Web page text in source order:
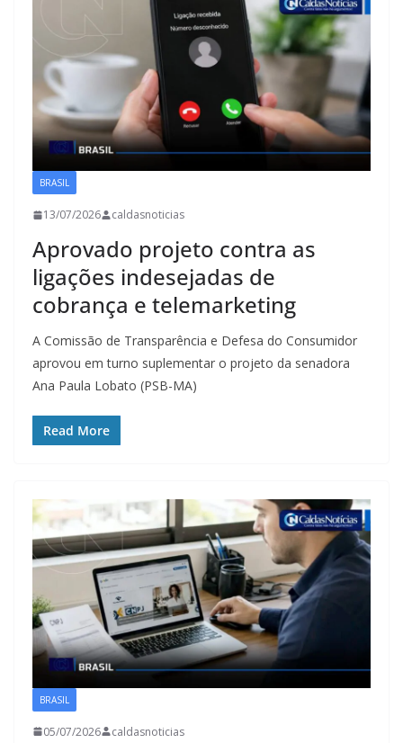
BRASIL
13/07/2026 caldasnoticias
Aprovado projeto contra as
ligações indesejadas de
cobrança e telemarketing
A Comissão de Transparência e Defesa do Consumidor
aprovou em turno suplementar o projeto da senadora
Ana Paula Lobato (PSB-MA)
Read More
BRASIL
05/07/2026 caldasnoticias